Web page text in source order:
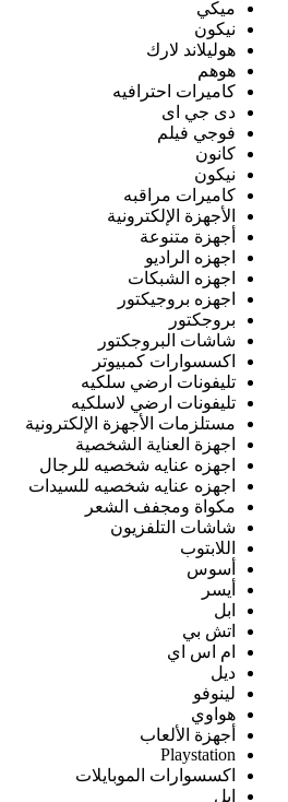
ميكي
نيكون
هوليلاند لارك
هوهم
كاميرات احترافيه
دى جي اى
فوجي فيلم
كانون
نيكون
كاميرات مراقبه
الأجهزة الإلكترونية
أجهزة متنوعة
اجهزه الراديو
اجهزه الشبكات
اجهزه بروجيكتور
بروجكتور
شاشات البروجكتور
اكسسوارات كمبيوتر
تليفونات ارضي سلكيه
تليفونات ارضي لاسلكيه
مستلزمات الأجهزة الإلكترونية
اجهزة العناية الشخصية
اجهزه عنايه شخصيه للرجال
اجهزه عنايه شخصيه للسيدات
مكواة ومجفف الشعر
شاشات التلفزيون
اللابتوب
أسوس
أيسر
ابل
اتش بي
ام اس اي
ديل
لينوفو
هواوي
أجهزة الألعاب
Playstation
اكسسوارات الموبايلات
ابل